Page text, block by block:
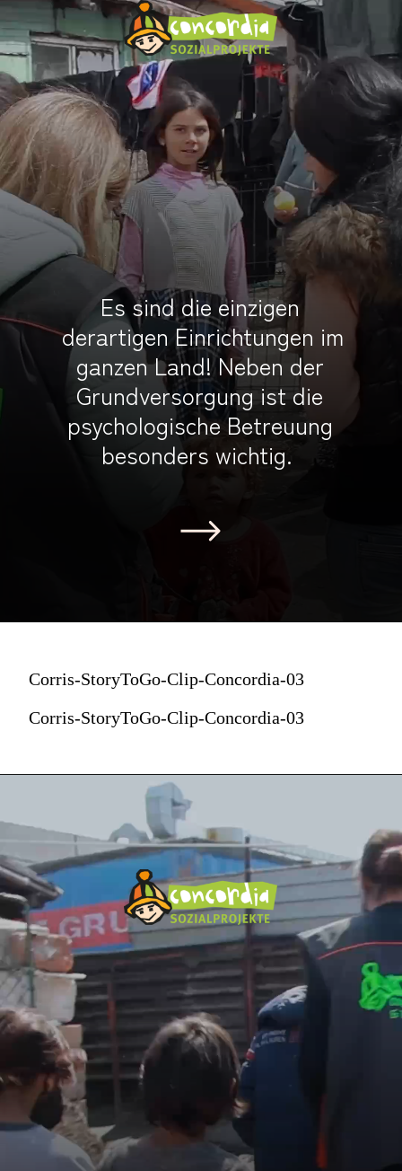
Es sind die einzigen
derartigen Einrichtungen im
ganzen Land! Neben der
Grundversorgung ist die
psychologische Betreuung
besonders wichtig.
Corris-StoryToGo-Clip-Concordia-03
Corris-StoryToGo-Clip-Concordia-03